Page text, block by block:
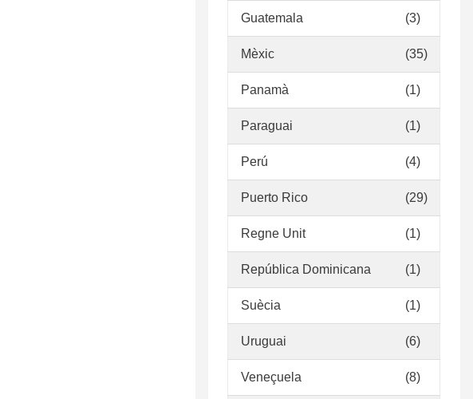
Guatemala (3)
Mèxic (35)
Panamà (1)
Paraguai (1)
Perú (4)
Puerto Rico (29)
Regne Unit (1)
República Dominicana (1)
Suècia (1)
Uruguai (6)
Veneçuela (8)